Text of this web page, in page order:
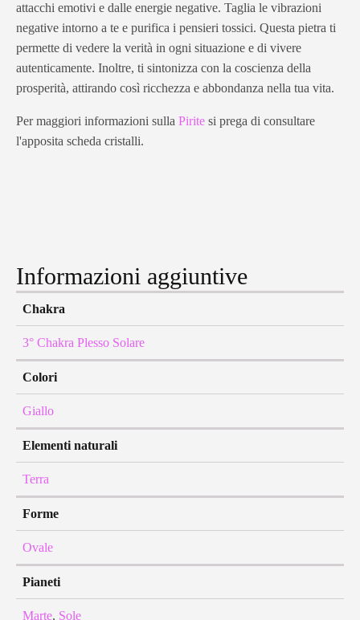
attacchi emotivi e dalle energie negative. Taglia le vibrazioni
negative intorno a te e purifica i pensieri tossici. Questa pietra ti
permette di vedere la verità in ogni situazione e di vivere
autenticamente. Inoltre, ti sintonizza con la coscienza della
prosperità, attirando così ricchezza e abbondanza nella tua vita.
Per maggiori informazioni sulla Pirite si prega di consultare
l'apposita scheda cristalli.
Informazioni aggiuntive
Chakra
3° Chakra Plesso Solare
Colori
Giallo
Elementi naturali
Terra
Forme
Ovale
Pianeti
Marte, Sole